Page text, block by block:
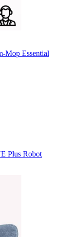
Mop Essential
Plus Robot